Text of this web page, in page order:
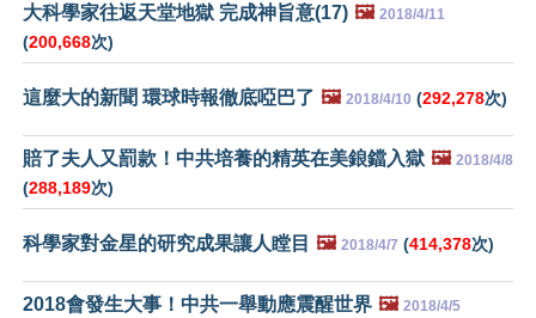
大科學家往返天堂地獄 完成神旨意(17) 🖼️ 2018/4/11
(200,668次)
這麼大的新聞 環球時報徹底啞巴了 🖼️ 2018/4/10 (292,278次)
賠了夫人又罰款！中共培養的精英在美鋃鐺入獄 🖼️ 2018/4/8
(288,189次)
科學家對金星的研究成果讓人瞠目 🖼️ 2018/4/7 (414,378次)
2018會發生大事！中共一舉動應震醒世界 🖼️ 2018/4/5